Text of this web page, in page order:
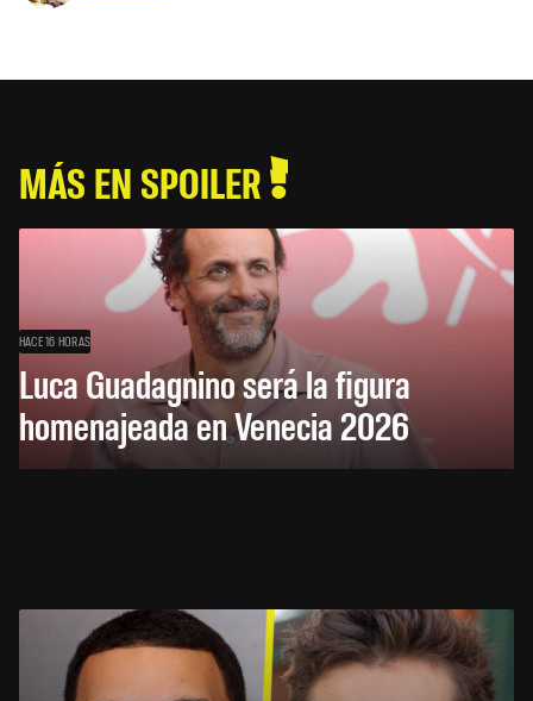
MÁS EN SPOILER
HACE 16 HORAS
Luca Guadagnino será la figura
homenajeada en Venecia 2026